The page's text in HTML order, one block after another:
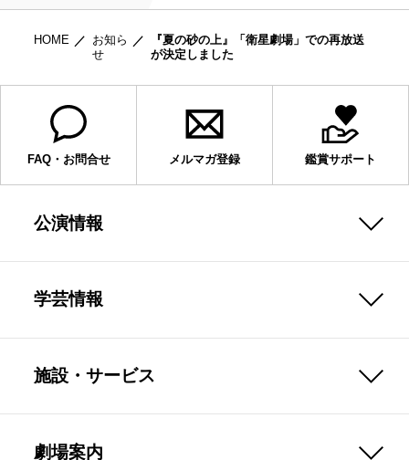
HOME
お知ら
せ
『夏の砂の上』「衛星劇場」での再放送
が決定しました
FAQ・お問合せ メルマガ登録 鑑賞サポート
公演情報
学芸情報
施設・サービス
劇場案内